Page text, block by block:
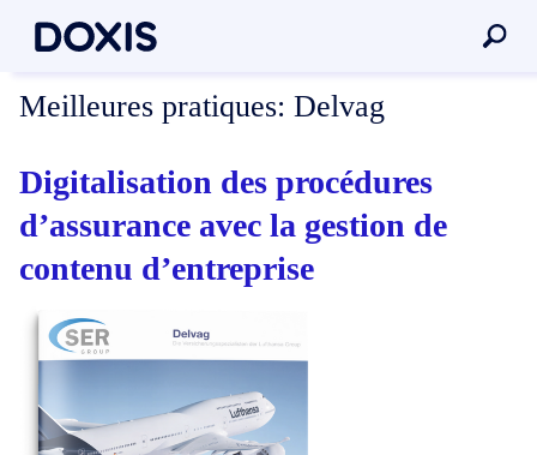
Meilleures pratiques: Delvag
Digitalisation des procédures
d’assurance avec la gestion de
contenu d’entreprise